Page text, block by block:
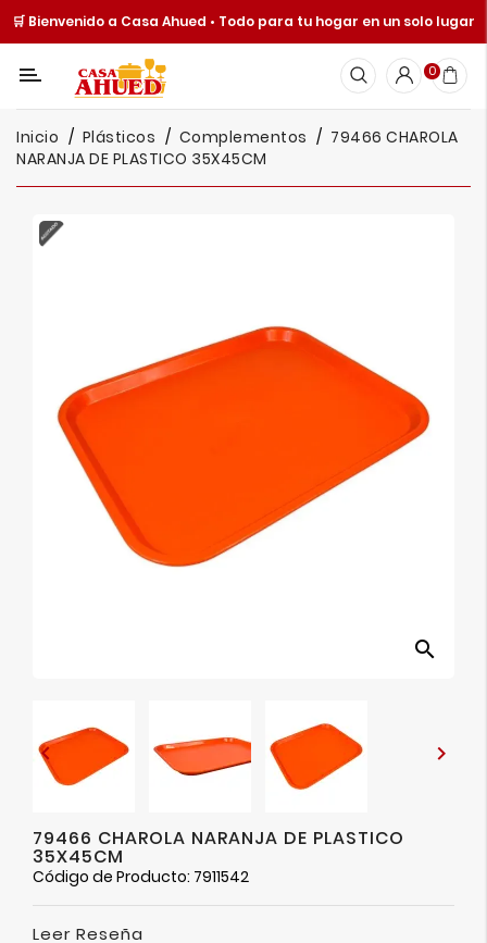
🛒 Bienvenido a Casa Ahued • Todo para tu hogar en un solo lugar
Categoría
Cocina
Y
Mesa
Hogar
Ofertas
Catálogos
0
Inicio Plásticos Complementos
79466 CHAROLA
NARANJA DE PLASTICO 35X45CM
search
 
79466 CHAROLA NARANJA DE PLASTICO
35X45CM
Código de Producto: 7911542
Leer Reseña